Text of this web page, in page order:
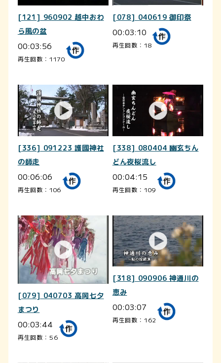
[121] 960902 越中おわ
ら風の盆
00:03:56
再生回数：1170
[078] 040619 御印祭
00:03:10
再生回数：18
[336] 091223 護國神社
の師走
00:06:06
再生回数：106
[338] 080404 幽玄ちん
どん夜桜流し
00:04:15
再生回数：109
[079] 040703 高岡七夕
まつり
00:03:44
再生回数：56
[318] 090906 神通川の
恵み
00:03:07
再生回数：162